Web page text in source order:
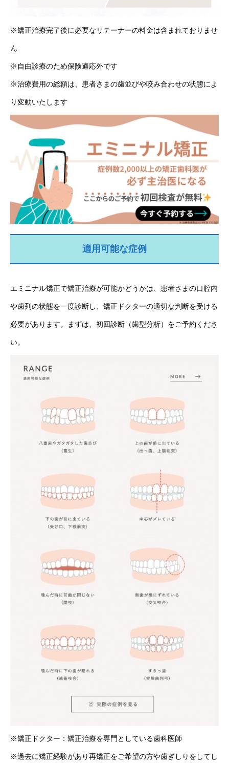
※矯正治療完了後に必要なリテーナーの料金は含まれておりませ
ん
※自由診療のため保険適応外です
※治療費用の総額は、患者さまの歯並びや咬み合わせの状態によ
り変動いたします
適用可能な症例
エミニナル矯正で矯正治療が可能かどうかは、患者さまの口腔内
や歯列の状態を一度診断し、矯正ドクターの適切な判断を受ける
必要があります。まずは、初回診断（歯型分析）をご予約くださ
い。
※矯正ドクター：矯正治療を専門としている歯科医師
※過去に矯正経験があり再矯正をご希望の方や歯ぎしりをしてし